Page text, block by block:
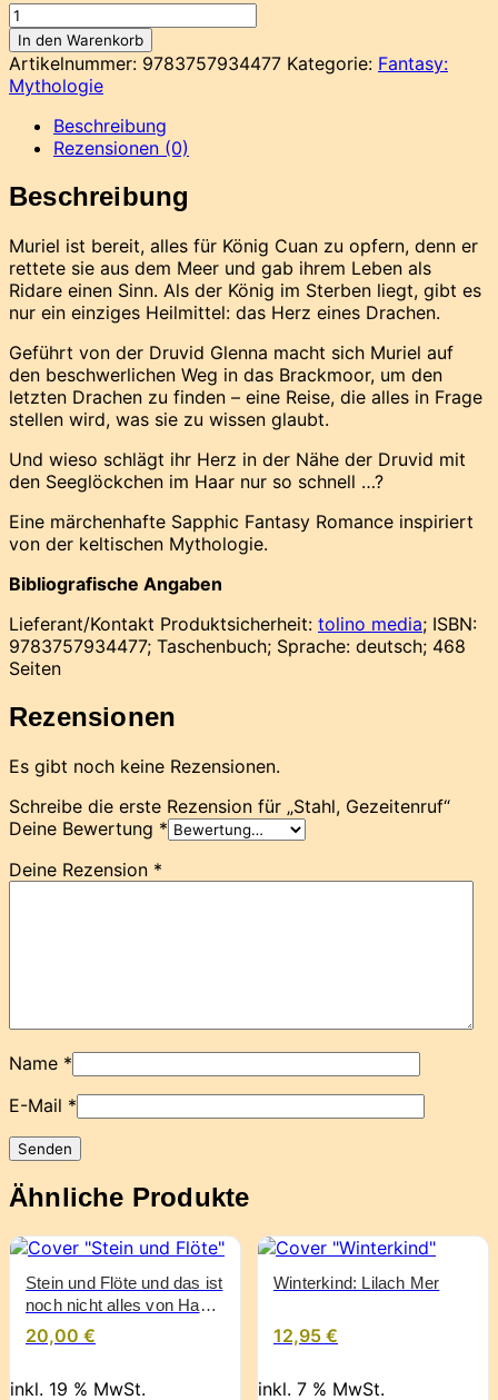
Stahl,
Gezeitenruf
Menge
In den Warenkorb
Artikelnummer: 9783757934477 Kategorie: Fantasy:
Mythologie
Beschreibung
Rezensionen (0)
Beschreibung
Muriel ist bereit, alles für König Cuan zu opfern, denn er
rettete sie aus dem Meer und gab ihrem Leben als
Ridare einen Sinn. Als der König im Sterben liegt, gibt es
nur ein einziges Heilmittel: das Herz eines Drachen.
Geführt von der Druvid Glenna macht sich Muriel auf
den beschwerlichen Weg in das Brackmoor, um den
letzten Drachen zu finden – eine Reise, die alles in Frage
stellen wird, was sie zu wissen glaubt.
Und wieso schlägt ihr Herz in der Nähe der Druvid mit
den Seeglöckchen im Haar nur so schnell …?
Eine märchenhafte Sapphic Fantasy Romance inspiriert
von der keltischen Mythologie.
Bibliografische Angaben
Lieferant/Kontakt Produktsicherheit: tolino media; ISBN:
9783757934477; Taschenbuch; Sprache: deutsch; 468
Seiten
Rezensionen
Es gibt noch keine Rezensionen.
Schreibe die erste Rezension für „Stahl, Gezeitenruf“
Deine Bewertung *
Deine Rezension *
Name *
E-Mail *
Ähnliche Produkte
Stein und Flöte und das ist
noch nicht alles von Hans
Bemmann
20,00 €
inkl. 19 % MwSt.
Winterkind: Lilach Mer
12,95 €
inkl. 7 % MwSt.